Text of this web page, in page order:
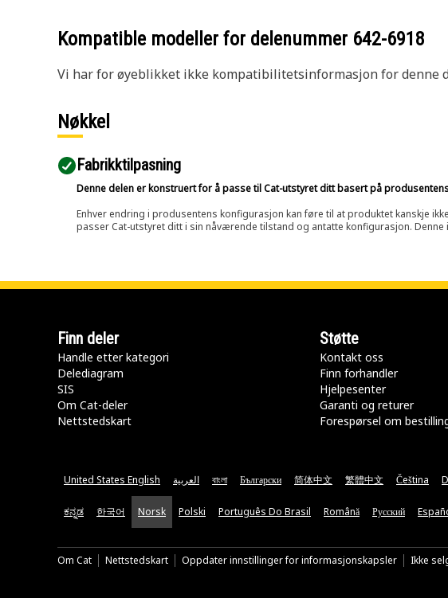
Kompatible modeller for delenummer 642-6918
Vi har for øyeblikket ikke kompatibilitetsinformasjon for denne
Nøkkel
Fabrikktilpasning
Denne delen er konstruert for å passe til Cat-utstyret ditt basert på
Enhver endring i produsentens konfigurasjon kan føre til at produktet kanskje
passer Cat-utstyret ditt i sin nåværende tilstand og antatte konfigurasjon.
Finn deler
Handle etter kategori
Delediagram
SIS
Om Cat-deler
Nettstedskart
Støtte
Kontakt oss
Finn forhandler
Hjelpesenter
Garanti og returer
Forespørsel om
United States English العربية বাংলা Български 简体中文 繁體中文 Čeština
ಕನ್ನಡ 한국어 Norsk Polski Português Do Brasil Română Русский
Om Cat Nettstedskart Oppdater innstillinger for informasjonskapsler Ikke